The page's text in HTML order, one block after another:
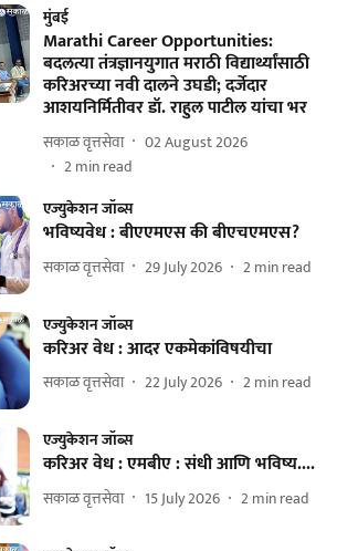
मुंबई
Marathi Career Opportunities:
बदलत्या तंत्रज्ञानयुगात मराठी विद्यार्थ्यांसाठी
करिअरच्या नवी दालने उघडी; दर्जेदार
आशयनिर्मितीवर डॉ. राहुल पाटील यांचा भर
सकाळ वृत्तसेवा
02 August 2026
2min read
एज्युकेशन जॉब्स
भविष्यवेध : बीएएमएस की बीएचएमएस?
सकाळ वृत्तसेवा 29 July 2026 2min read
एज्युकेशन जॉब्स
करिअर वेध : आदर एकमेकांविषयीचा
सकाळ वृत्तसेवा 22 July 2026 2min read
एज्युकेशन जॉब्स
करिअर वेध : एमबीए : संधी आणि भविष्य....
सकाळ वृत्तसेवा 15 July 2026 2min read